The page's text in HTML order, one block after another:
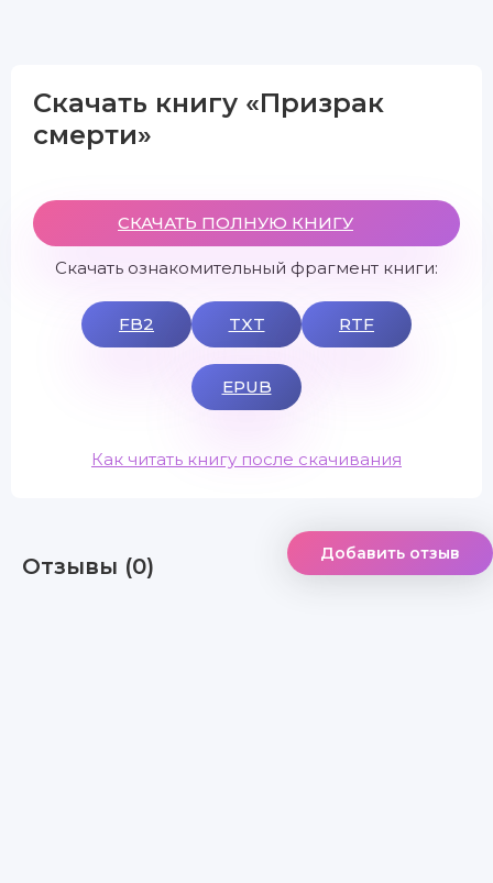
Скачать книгу «Призрак
смерти»
СКАЧАТЬ ПОЛНУЮ КНИГУ
Скачать ознакомительный фрагмент книги:
FB2 TXT RTF
EPUB
Как читать книгу после скачивания
Отзывы (0) Добавить отзыв